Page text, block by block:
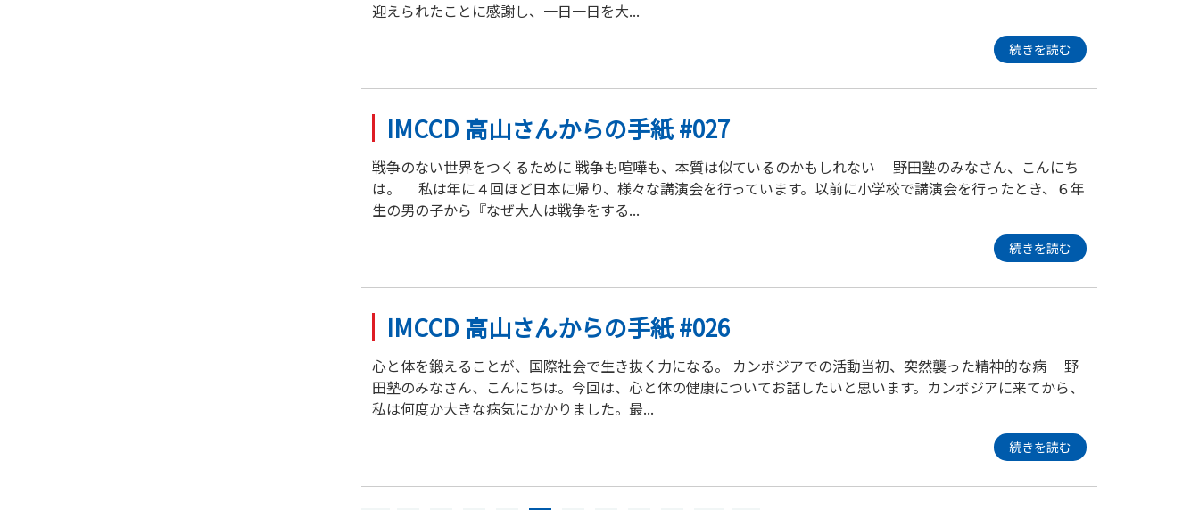
迎えられたことに感謝し、一日一日を大...
続きを読む
IMCCD 高山さんからの手紙 #027
戦争のない世界をつくるために 戦争も喧嘩も、本質は似ているのかもしれない 野田塾のみなさん、こんにち
は。 私は年に４回ほど日本に帰り、様々な講演会を行っています。以前に小学校で講演会を行ったとき、６年
生の男の子から『なぜ大人は戦争をする...
続きを読む
IMCCD 高山さんからの手紙 #026
心と体を鍛えることが、国際社会で生き抜く力になる。 カンボジアでの活動当初、突然襲った精神的な病 野
田塾のみなさん、こんにちは。今回は、心と体の健康についてお話したいと思います。カンボジアに来てから、
私は何度か大きな病気にかかりました。最...
続きを読む